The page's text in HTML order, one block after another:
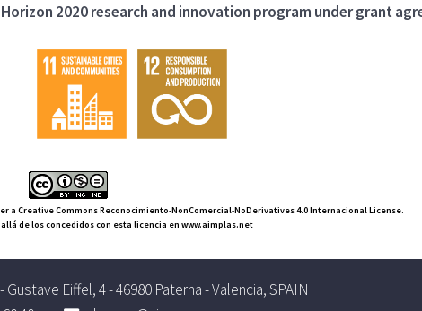
2020 research and innovation program under grant
a Creative Commons Reconocimiento-NonComercial-NoDerivatives 4.0 Internacional License.
de los concedidos con esta licencia en www.aimplas.net
Eiffel, 4 - 46980 Paterna - Valencia, SPAIN